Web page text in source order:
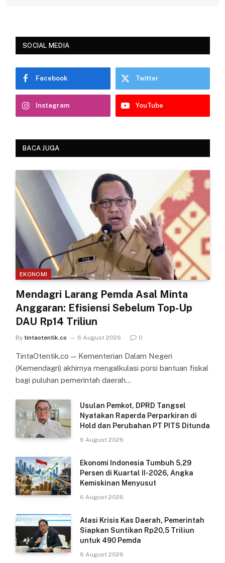
SOCIAL MEDIA
Facebook Twitter
Instagram YouTube
BACA JUGA
EKONOMI
Mendagri Larang Pemda Asal Minta
Anggaran: Efisiensi Sebelum Top-Up
DAU Rp14 Triliun
By tintaotentik.co 6 August 2026 0
TintaOtentik.co — Kementerian Dalam Negeri
(Kemendagri) akhirnya mengalkulasi porsi bantuan fiskal
bagi puluhan pemerintah daerah…
Usulan Pemkot, DPRD Tangsel
Nyatakan Raperda Perparkiran di
Hold dan Perubahan PT PITS Ditunda
6 August 2026
Ekonomi Indonesia Tumbuh 5,29
Persen di Kuartal II-2026, Angka
Kemiskinan Menyusut
6 August 2026
Atasi Krisis Kas Daerah, Pemerintah
Siapkan Suntikan Rp20,5 Triliun
untuk 490 Pemda
6 August 2026